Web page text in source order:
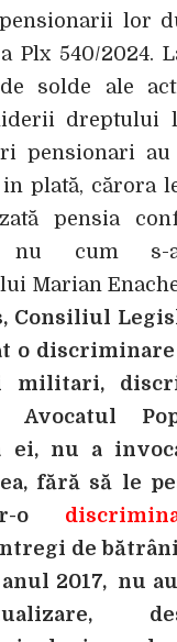
lor
Plx 540/2024.
solde ale
dreptului
pensionari au
plată, cărora
pensia
nu cum s-
Marian
Consiliul
o
militari,
Avocatul
ei, nu a
fără să le
o
de
anul 2017, nu